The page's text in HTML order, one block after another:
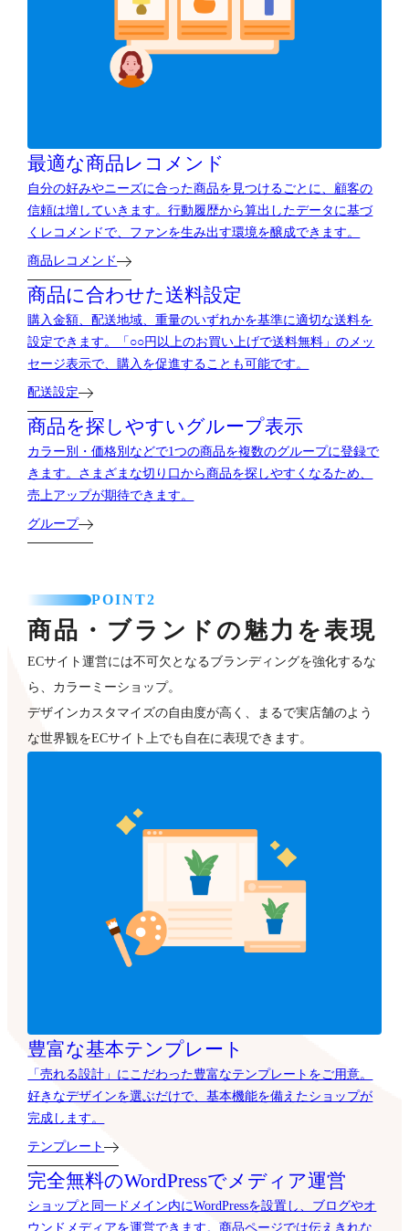
最適な商品レコメンド
自分の好みやニーズに合った商品を見つけるごとに、顧客の
信頼は増していきます。行動履歴から算出したデータに基づ
くレコメンドで、ファンを生み出す環境を醸成できます。
商品レコメンド
商品に合わせた送料設定
購入金額、配送地域、重量のいずれかを基準に適切な送料を
設定できます。「○○円以上のお買い上げで送料無料」のメッ
セージ表示で、購入を促進することも可能です。
配送設定
商品を探しやすいグループ表示
カラー別・価格別などで1つの商品を複数のグループに登録で
きます。さまざまな切り口から商品を探しやすくなるため、
売上アップが期待できます。
グループ
POINT2
商品・ブランドの魅力を表現
ECサイト運営には不可欠となるブランディングを強化するな
ら、カラーミーショップ。
デザインカスタマイズの自由度が高く、まるで実店舗のよう
な世界観をECサイト上でも自在に表現できます。
豊富な基本テンプレート
「売れる設計」にこだわった豊富なテンプレートをご用意。
好きなデザインを選ぶだけで、基本機能を備えたショップが
完成します。
テンプレート
完全無料のWordPressでメディア運営
ショップと同一ドメイン内にWordPressを設置し、ブログやオ
ウンドメディアを運営できます。商品ページでは伝えきれな